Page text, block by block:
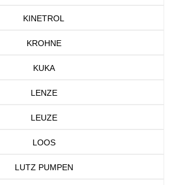
KINETROL
KROHNE
KUKA
LENZE
LEUZE
LOOS
LUTZ PUMPEN